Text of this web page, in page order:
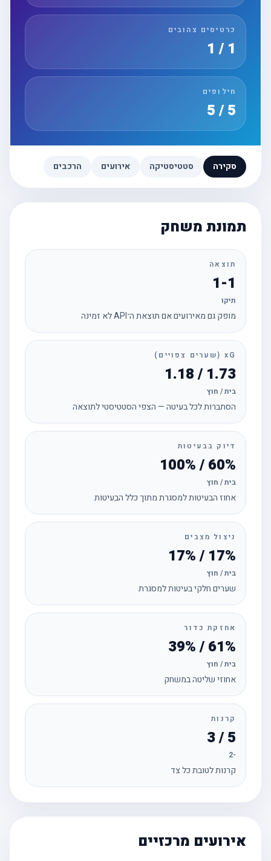
כרטיסים צהובים
חילופים
סקירה סטטיסטיקה אירועים הרכבים
תמונת משחק
תוצאה
1-1
תיקו
מופק גם מאירועים אם תוצאת ה־API לא זמינה
xG (שערים צפויים)
1.73 / 1.18
בית / חוץ
הסתברות לכל בעיטה — הצפי הסטטיסטי לתוצאה
דיוק בבעיטות
60% / 100%
בית / חוץ
אחוז הבעיטות למסגרת מתוך כלל הבעיטות
ניצול מצבים
17% / 17%
בית / חוץ
שערים חלקי בעיטות למסגרת
אחזקת כדור
61% / 39%
בית / חוץ
אחוזי שליטה במשחק
קרנות
קרנות לטובת כל צד
אירועים מרכזיים